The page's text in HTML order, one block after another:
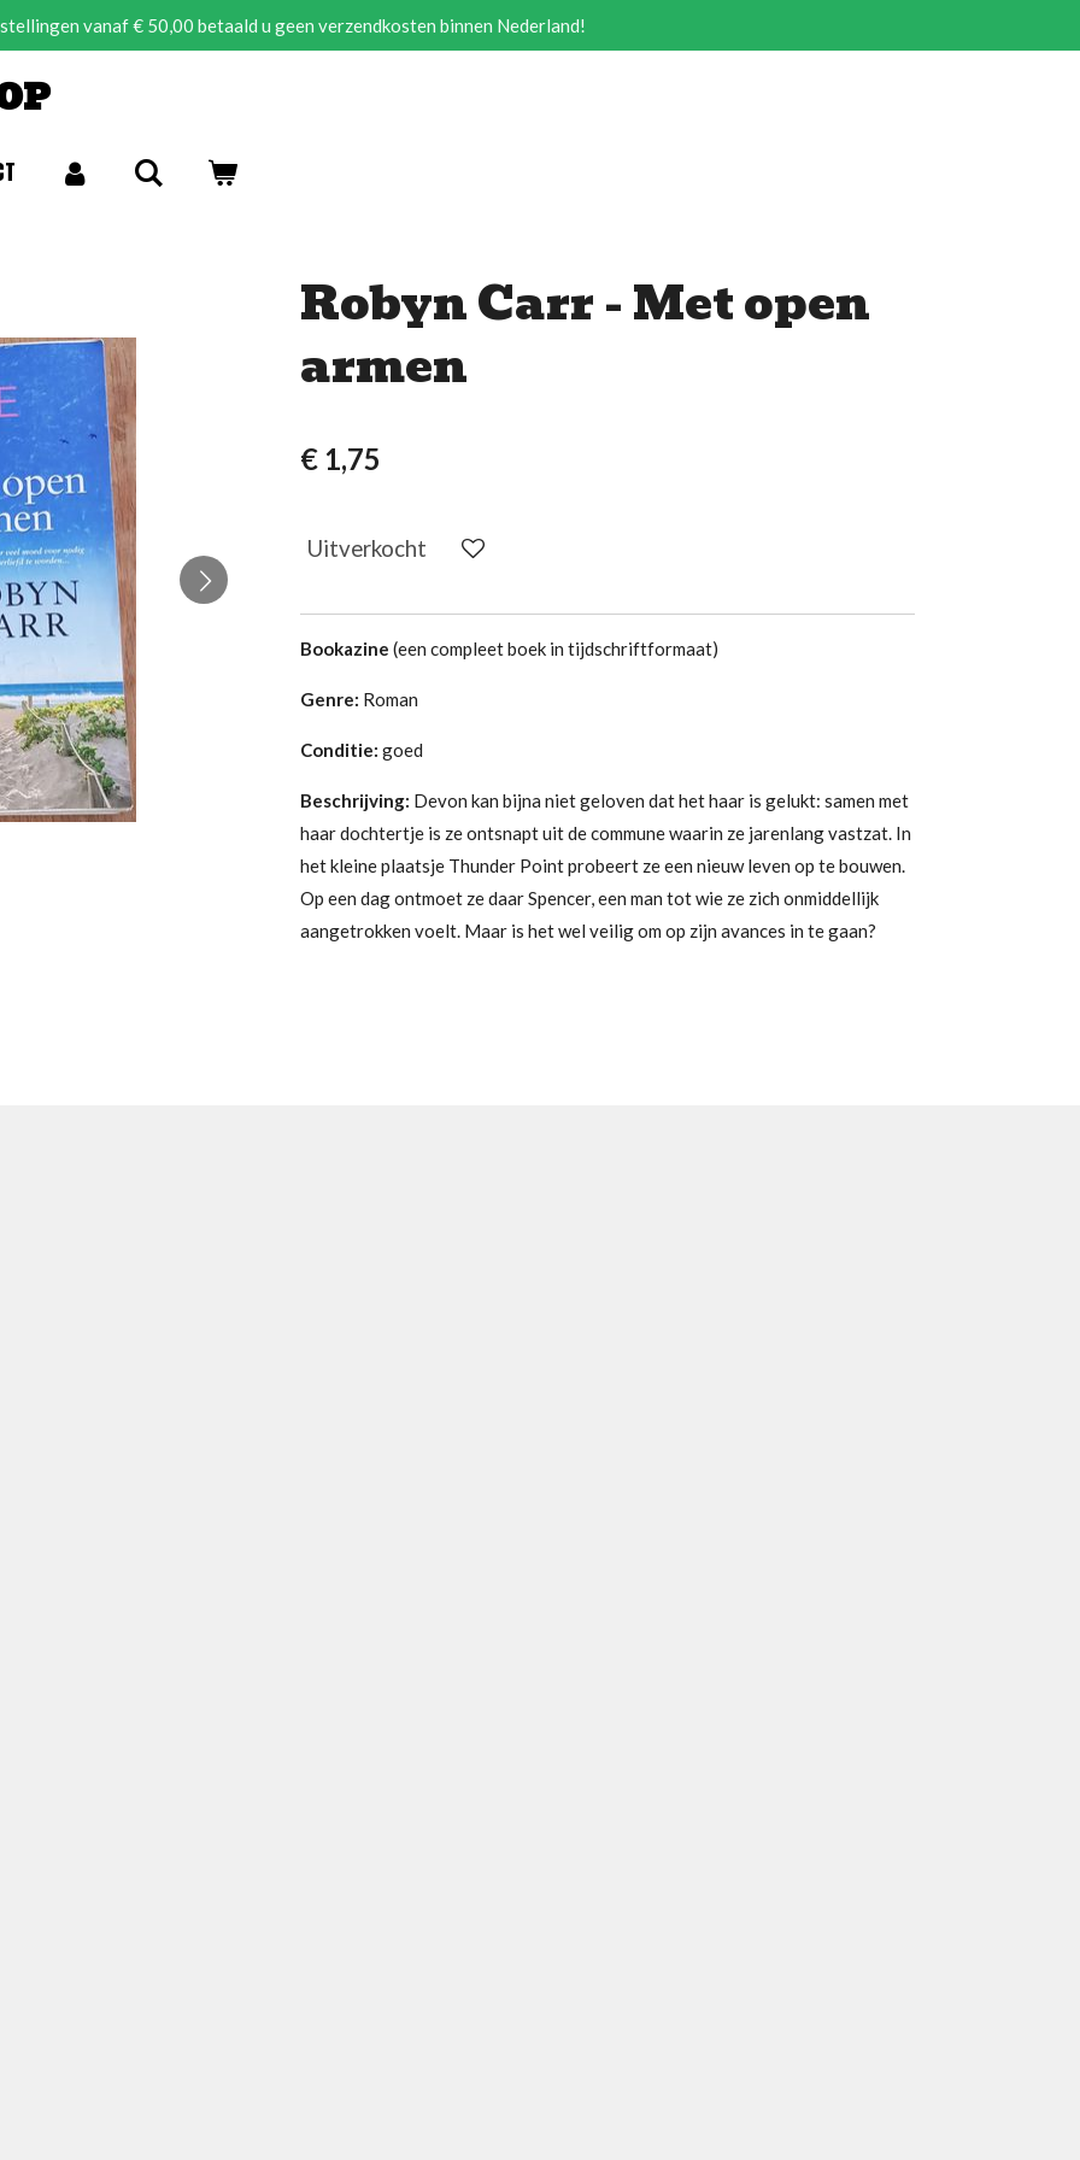
vanaf € 50,00 betaald u geen verzendkosten binnen Nederland!
Robyn Carr - Met open
armen
€ 1,75
Uitverkocht
Bookazine (een compleet boek in tijdschriftformaat)
Genre: Roman
Conditie: goed
Beschrijving: Devon kan bijna niet geloven dat het haar is gelukt: samen met
haar dochtertje is ze ontsnapt uit de commune waarin ze jarenlang vastzat. In
het kleine plaatsje Thunder Point probeert ze een nieuw leven op te bouwen.
Op een dag ontmoet ze daar Spencer, een man tot wie ze zich onmiddellijk
aangetrokken voelt. Maar is het wel veilig om op zijn avances in te gaan?